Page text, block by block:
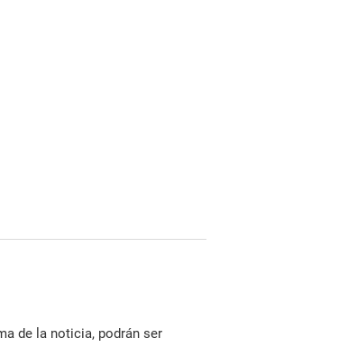
de la noticia, podrán ser